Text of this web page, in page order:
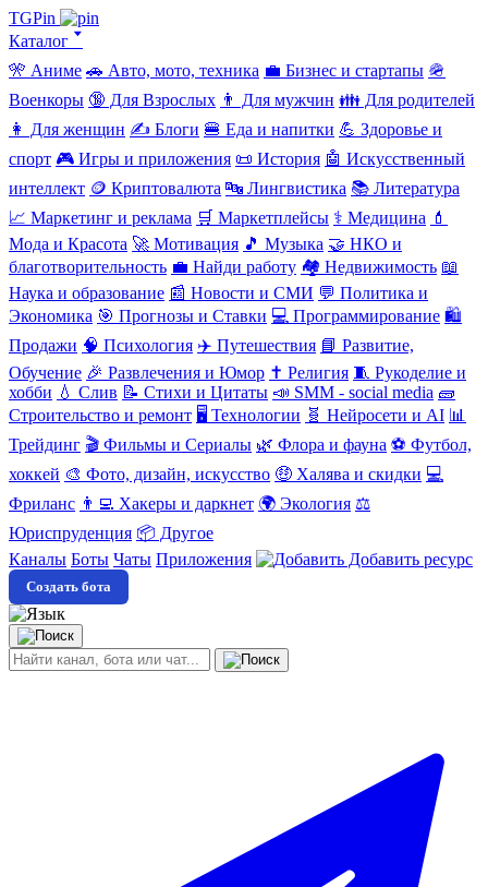
TGPin
Каталог 🢓
🎌 Аниме 🚗 Авто, мото, техника 💼 Бизнес и стартапы 🪖
Военкоры 🔞 Для Взрослых 👨 Для мужчин 👪 Для родителей
👩 Для женщин ✍️ Блоги 🍔 Еда и напитки 💪 Здоровье и
спорт 🎮 Игры и приложения 📜 История 🤖 Искусственный
интеллект 🪙 Криптовалюта 🔤 Лингвистика 📚 Литература
📈 Маркетинг и реклама 🛒 Маркетплейсы ⚕️ Медицина 💄
Мода и Красота 🚀 Мотивация 🎵 Музыка 🤝 НКО и
благотворительность 💼 Найди работу 🏘️ Недвижимость 📖
Наука и образование 📰 Новости и СМИ 💬 Политика и
Экономика 🎯 Прогнозы и Ставки 💻 Программирование 🛍️
Продажи 🧠 Психология ✈️ Путешествия 📘 Развитие,
Обучение 🎉 Развлечения и Юмор ✝️ Религия 🧵 Рукоделие и
хобби 💧 Слив 📝 Стихи и Цитаты 📣 SMM - social media 🧱
Строительство и ремонт 🖥️ Технологии 🧬 Нейросети и AI 📊
Трейдинг 🎬 Фильмы и Сериалы 🌿 Флора и фауна ⚽ Футбол,
хоккей 🎨 Фото, дизайн, искусство 🤑 Халява и скидки 💻
Фриланс 👨‍💻 Хакеры и даркнет 🌍 Экология ⚖️
Юриспруденция 📦 Другое
Каналы Боты Чаты Приложения Добавить ресурс
Создать бота